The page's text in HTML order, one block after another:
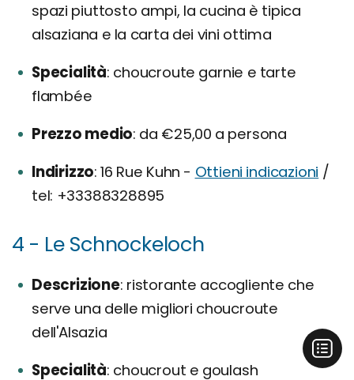
spazi piuttosto ampi, la cucina è tipica
alsaziana e la carta dei vini ottima
Specialità choucroute garnie e tarte
flambée
Prezzo medio da €25,00 a persona
Indirizzo 16 Rue Kuhn - Ottieni indicazioni /
tel: +33388328895
4 - Le Schnockeloch
Descrizione ristorante accogliente che
serve una delle migliori choucroute
dell'Alsazia
Specialità choucrout e goulash